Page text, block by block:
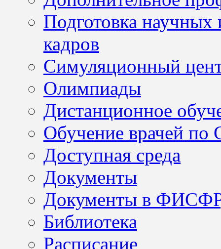
Подготовка научных
кадров
Симуляционный
Олимпиады
Дистанционное
Обучение врачей по
Доступная среда
Документы
Документы в
Библиотека
Расписание